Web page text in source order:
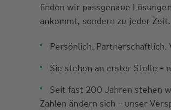
finden wir passgenaue
ankommt, sondern zu jeder Zeit.
Persönlich. Partnerschaftlich.
Sie stehen an erster Stelle -
Seit fast 200 Jahren stehen
Zahlen ändern sich - unser